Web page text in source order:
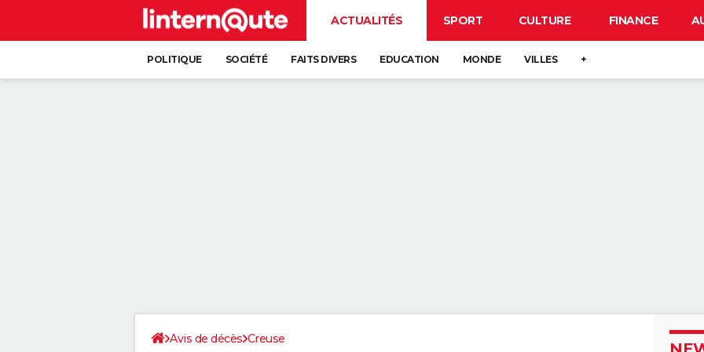
ACTUALITÉS SPORT CULTURE FINANCE
POLITIQUE SOCIÉTÉ FAITS DIVERS EDUCATION MONDE VILLES +
Avis de décès Creuse